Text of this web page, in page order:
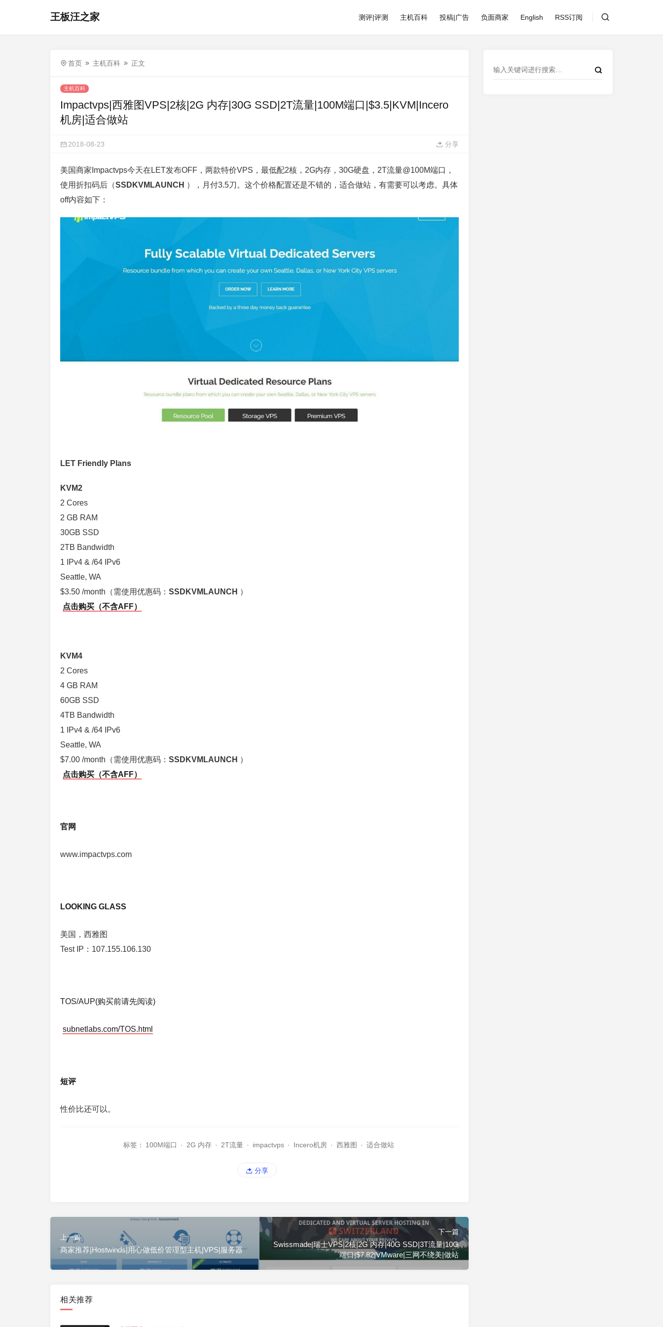
王板汪之家 测评|评测 主机百科 投稿|广告 负面商家 English RSS订阅
首页 主机百科 正文
主机百科
Impactvps|西雅图VPS|2核|2G 内存|30G SSD|2T流量|100M端口|$3.5|KVM|Incero
机房|适合做站
2018-08-23 分享
美国商家Impactvps今天在LET发布OFF，两款特价VPS，最低配2核，2G内存，30G硬盘，2T流量@100M端口，
使用折扣码后（SSDKVMLAUNCH ），月付3.5刀。这个价格配置还是不错的，适合做站，有需要可以考虑。具体
off内容如下：
LET Friendly Plans
KVM2
2 Cores
2 GB RAM
30GB SSD
2TB Bandwidth
1 IPv4 & /64 IPv6
Seattle, WA
$3.50 /month（需使用优惠码： SSDKVMLAUNCH ）
点击购买（不含AFF）
KVM4
2 Cores
4 GB RAM
60GB SSD
4TB Bandwidth
1 IPv4 & /64 IPv6
Seattle, WA
$7.00 /month（需使用优惠码： SSDKVMLAUNCH ）
点击购买（不含AFF）
官网
www.impactvps.com
LOOKING GLASS
美国，西雅图
Test IP：107.155.106.130
TOS/AUP(购买前请先阅读)
subnetlabs.com/TOS.html
短评
性价比还可以。
标签： 100M端口 · 2G 内存 · 2T流量 · impactvps · Incero机房 · 西雅图 · 适合做站
分享
上一篇
商家推荐|Hostwinds|用心做低价管理型主机|VPS|服务器
下一篇
Swissmade|瑞士VPS|2核|2G 内存|40G SSD|3T流量|10G
端口|$7.82|VMware|三网不绕美|做站
相关推荐